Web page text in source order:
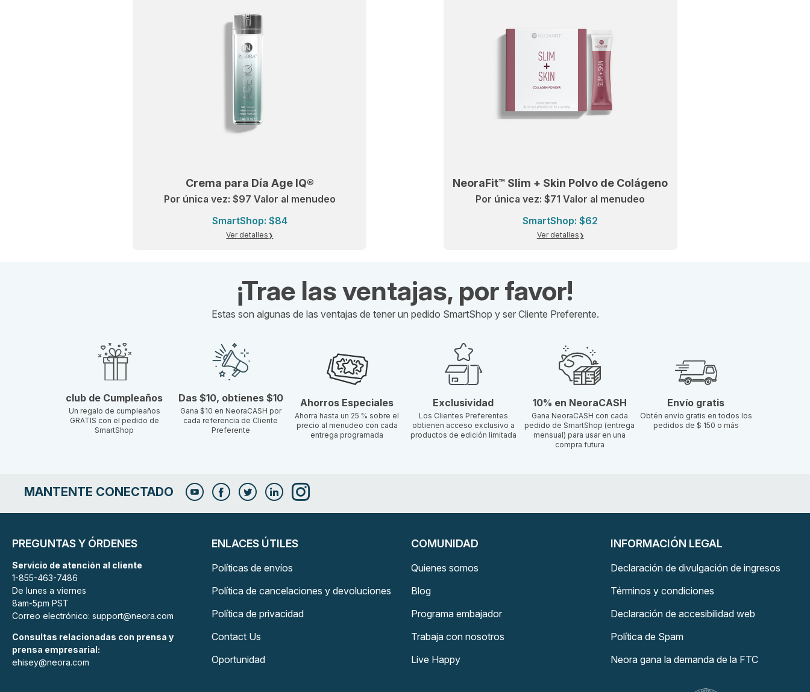
Crema para Día Age IQ®
Por única vez: $97 Valor al menudeo
SmartShop: $84
Ver detalles
NeoraFit™ Slim + Skin Polvo de Colágeno
Por única vez: $71 Valor al menudeo
SmartShop: $62
Ver detalles
¡Trae las ventajas, por favor!
Estas son algunas de las ventajas de tener un pedido SmartShop y ser Cliente Preferente.
club de Cumpleaños
Un regalo de cumpleaños
GRATIS con el pedido de
SmartShop
Das $10, obtienes $10
Gana $10 en NeoraCASH por
cada referencia de Cliente
Preferente
Ahorros Especiales
Ahorra hasta un 25 % sobre el
precio al menudeo con cada
entrega programada
Exclusividad
Los Clientes Preferentes
obtienen acceso exclusivo a
productos de edición limitada
10% en NeoraCASH
Gana NeoraCASH con cada
pedido de SmartShop (entrega
mensual) para usar en una
compra futura
Envío gratis
Obtén envío gratis en todos los
pedidos de $ 150 o más
MANTENTE CONECTADO
PREGUNTAS Y ÓRDENES
Servicio de atención al cliente
1-855-463-7486
De lunes a viernes
8am-5pm PST
Correo electrónico: support@neora.com
Consultas relacionadas con prensa y
prensa empresarial:
ehisey@neora.com
ENLACES ÚTILES
Políticas de envíos
Política de cancelaciones y devoluciones
Política de privacidad
Contact Us
Oportunidad
COMUNIDAD
Quienes somos
Blog
Programa embajador
Trabaja con nosotros
Live Happy
INFORMACIÓN LEGAL
Declaración de divulgación de ingresos
Términos y condiciones
Declaración de accesibilidad web
Política de Spam
Neora gana la demanda de la FTC